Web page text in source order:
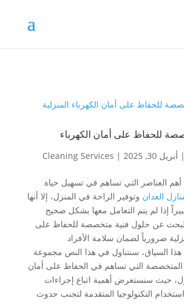
للحفاظ على أمان الكهرباء
أبريل 30, 2025 |
Cleaning Services
أهم العناصر التي تساهم في تسهيل حياة
العدان وتوفير الراحة في المنزل، إلا أنها
إذا لم يتم التعامل معها بشكل صحيح
البحث عن حلول فنية متخصصة للحفاظ على
ضرورياً لضمان سلامة الأفراد
السياق، سنتناول في هذا النص مجموعة
المتخصصة التي تساهم في الحفاظ على أمان
حيث سنستعرض أهمية اتباع إجراءات
التكنولوجيا المتقدمة لتجنب حدوث